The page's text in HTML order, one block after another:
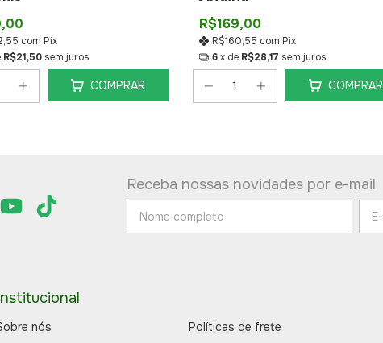
com Pix
R$21,50 sem juros
COMPRAR
R$169,00
R$160,55 com Pix
6x de R$28,17 sem juros
COMPRAR
Receba nossas novidades por e-mail
nós
Políticas de frete